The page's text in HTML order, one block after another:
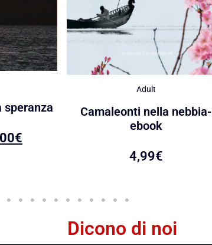
speranza
€
Adult
Camaleonti nella nebbia-
ebook
4,99€
Dicono di noi